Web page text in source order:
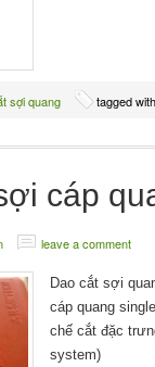
sợi quang tagged
cáp
leave a comment
Dao cắt sợi
cáp quang
chế cắt đặc
system)